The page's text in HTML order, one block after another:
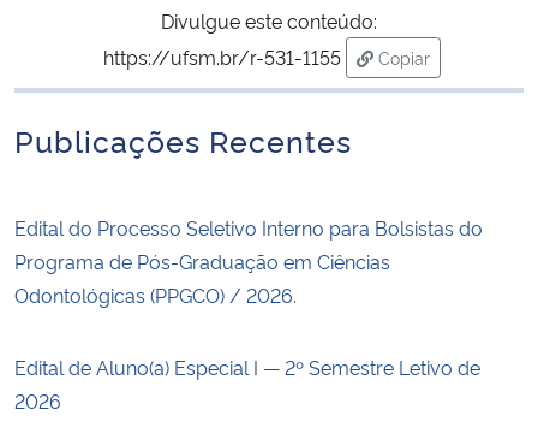
Secretaria de Governo
Planalto
Divulgue este conteúdo:
https://ufsm.br/r-531-1155
Copiar
para área de
Publicações Recentes
Edital do Processo Seletivo Interno para Bolsistas do
Programa de Pós-Graduação em Ciências
Odontológicas (PPGCO) / 2026.
Edital de Aluno(a) Especial I — 2º Semestre Letivo de
2026